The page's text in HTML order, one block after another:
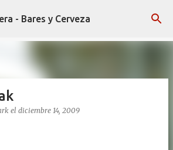
contenido principal
- Bares y Cerveza
el diciembre 14, 2009